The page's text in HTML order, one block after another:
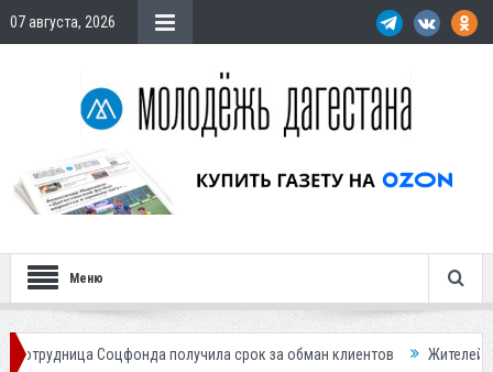
07 августа, 2026
Меню
получила срок за обман клиентов Жителей Дагестана